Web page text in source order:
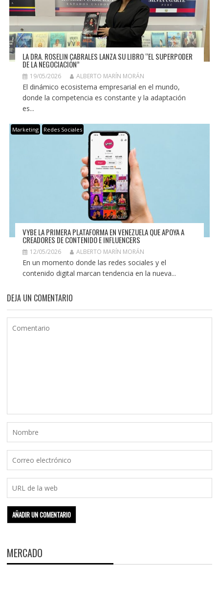
LA DRA. ROSELIN CABRALES LANZA SU LIBRO “EL SUPERPODER
DE LA NEGOCIACIÓN”
19/05/2026 ALBERTO MARÍN MORÁN
El dinámico ecosistema empresarial en el mundo,
donde la competencia es constante y la adaptación
es...
Marketing Redes Sociales
VYBE LA PRIMERA PLATAFORMA EN VENEZUELA QUE APOYA A
CREADORES DE CONTENIDO E INFLUENCERS
12/05/2026 ALBERTO MARÍN MORÁN
En un momento donde las redes sociales y el
contenido digital marcan tendencia en la nueva...
DEJA UN COMENTARIO
MERCADO